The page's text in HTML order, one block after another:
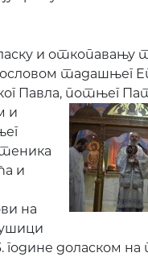
и откопавању
тадашњег
Павла, потњег
и
и
на
године доласком на